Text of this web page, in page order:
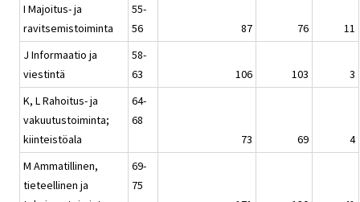
I Majoitus- ja
ravitsemistoiminta
55-
56
87 76
11
J Informaatio ja
viestintä
58-
63
106 103
3
K, L Rahoitus- ja
vakuutustoiminta;
kiinteistöala
64-
68
73
69
4
M Ammatillinen,
tieteellinen ja
69-
75